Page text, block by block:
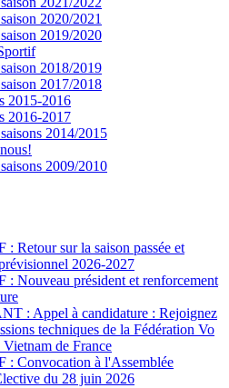
2020/2021
2019/2020
2018/2019
2017/2018
2015-2016
2016-2017
2014/2015
2009/2010
Retour sur la saison passée et
2026-2027
Nouveau président et renforcement
: Appel à candidature : Rejoignez
techniques de la Fédération Vo
de France
: Convocation à l'Assemblée
du 28 juin 2026